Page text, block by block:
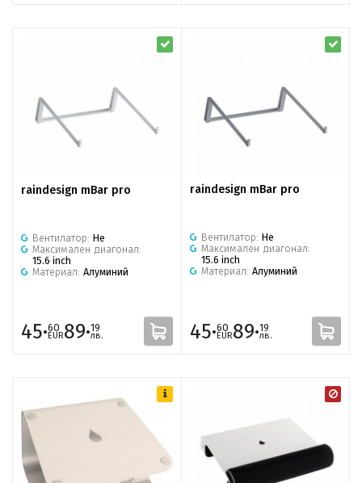
raindesign mBar pro
Вентилатор: Не
Максимален диагонал:
15.6 inch
Материал: Алуминий
45·60
EUR89·19
лв.
raindesign mBar pro
Вентилатор: Не
Максимален диагонал:
15.6 inch
Материал: Алуминий
45·60
EUR89·19
лв.